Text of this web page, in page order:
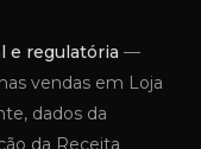
e regulatória —
vendas em Loja
dados da
da Receita